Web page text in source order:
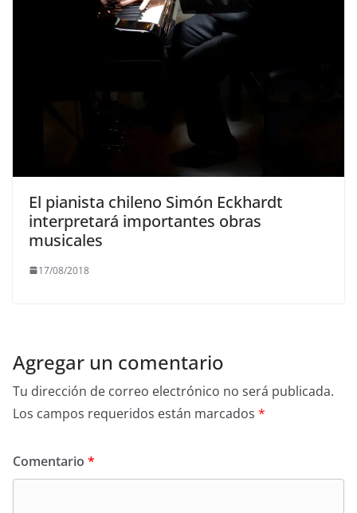
El pianista chileno Simón Eckhardt
interpretará importantes obras
musicales
17/08/2018
Agregar un comentario
Tu dirección de correo electrónico no será publicada.
Los campos requeridos están marcados *
Comentario *